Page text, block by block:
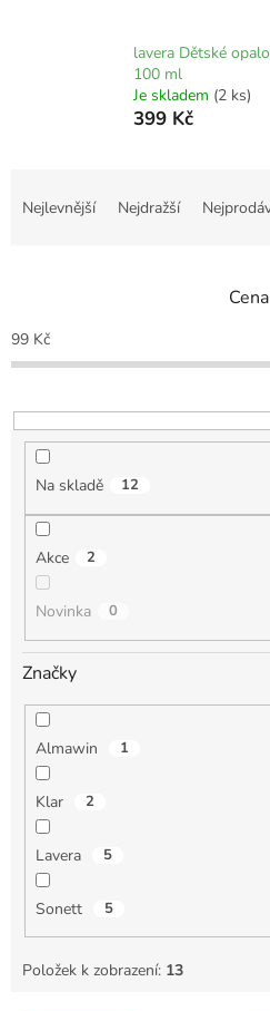
lavera Dětské
100 ml
Je skladem (2 ks)
399 Kč
p
r
o
u
Nejlevnější Nejdražší
Cena
99 Kč
Na skladě 12
Akce 2
Novinka 0
Značky
Almawin 1
Klar 2
Lavera 5
Sonett 5
Položek k zobrazení: 13